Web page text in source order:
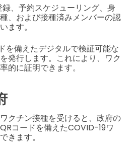
、予約スケジューリング、身
、および接種済みメンバーの認
ます。
を備えたデジタルで検証可能な
発行します。これにより、ワク
的に証明できます。
クチン接種を受けると、政府の
コードを備えたCOVID-19ワ
きます。